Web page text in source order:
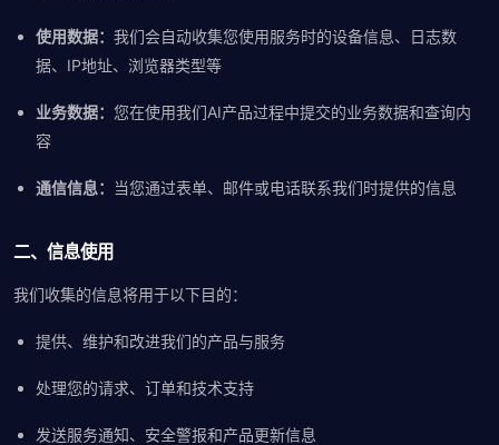
使用数据： 我们会自动收集您使用服务时的设备信息、日志数
据、IP地址、浏览器类型等
业务数据： 您在使用我们AI产品过程中提交的业务数据和查询内
容
通信信息： 当您通过表单、邮件或电话联系我们时提供的信息
二、信息使用
我们收集的信息将用于以下目的：
提供、维护和改进我们的产品与服务
处理您的请求、订单和技术支持
发送服务通知、安全警报和产品更新信息